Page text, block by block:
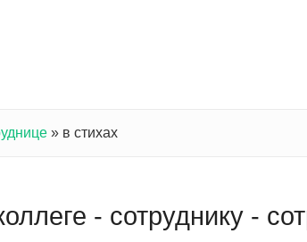
» в стихах
- сотруднику -